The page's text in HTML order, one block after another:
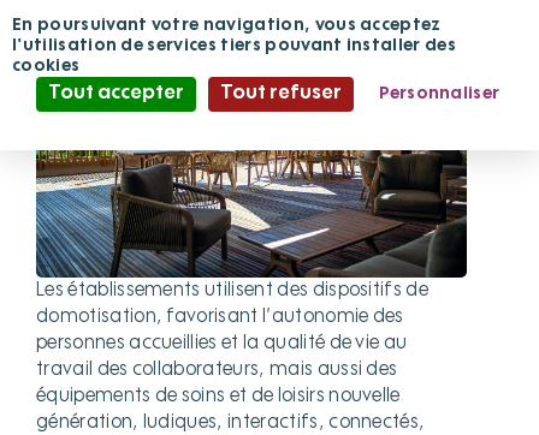
Les établissements utilisent des dispositifs de
domotisation, favorisant l’autonomie des
personnes accueillies et la qualité de vie au
travail des collaborateurs, mais aussi des
équipements de soins et de loisirs nouvelle
génération, ludiques, interactifs, connectés,
En poursuivant votre navigation, vous acceptez
l'utilisation de services tiers pouvant installer des
cookies
Tout accepter Tout refuser
Personnaliser